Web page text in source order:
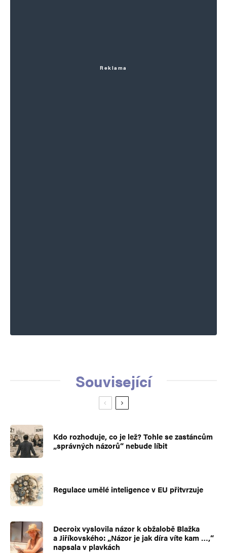
Reklama
Související
Kdo rozhoduje, co je lež? Tohle se zastáncům
„správných názorů“ nebude líbit
Regulace umělé inteligence v EU přitvrzuje
Decroix vyslovila názor k obžalobě Blažka
a Jiříkovského: „Názor je jak díra víte kam …,“
napsala v plavkách